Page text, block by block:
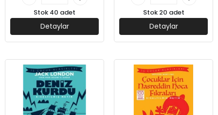
Stok 40 adet
Detaylar
Stok 20 adet
Detaylar